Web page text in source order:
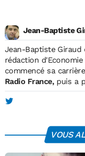
Jean-Baptiste
Jean-Baptiste Giraud
rédaction d'Economie Matin. Jean-
commencé sa
Radio France,puis a
reporter, matinalier,
parallèle, il était
diffusés en prime-
Matin, qui devient le
français. Celui-ci
VOUS